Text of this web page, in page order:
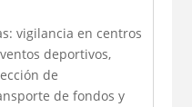
vigilancia en centros
deportivos,
de
de fondos y